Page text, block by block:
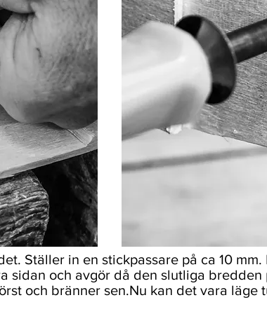
Ställer in en stickpassare på ca 10
sidan och avgör då den slutliga
och bränner sen.Nu kan det vara läge